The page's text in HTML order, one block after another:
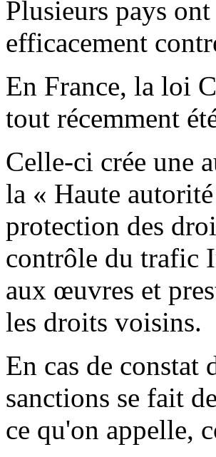
Plusieurs pays
efficacement
En France, la loi
tout récemment
Celle-ci crée une
la « Haute
protection des
contrôle du trafic
aux œuvres et
les droits voisins.
En cas de
sanctions se fait
ce qu'on appelle,